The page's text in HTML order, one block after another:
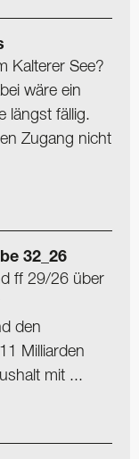
Kalterer See?
wäre ein
längst fällig.
Zugang nicht
32_26
ff 29/26 über
den
Milliarden
mit ...